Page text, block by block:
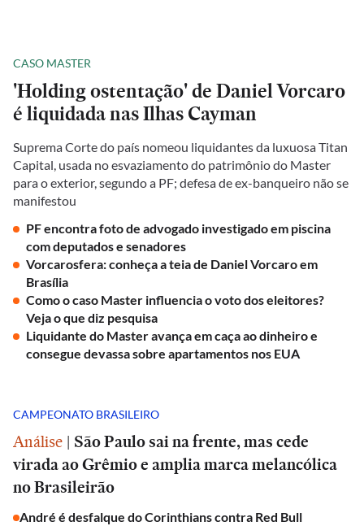
CASO MASTER
'Holding ostentação' de Daniel Vorcaro
é liquidada nas Ilhas Cayman
Suprema Corte do país nomeou liquidantes da luxuosa Titan
Capital, usada no esvaziamento do patrimônio do Master
para o exterior, segundo a PF; defesa de ex-banqueiro não se
manifestou
PF encontra foto de advogado investigado em piscina
com deputados e senadores
Vorcarosfera: conheça a teia de Daniel Vorcaro em
Brasília
Como o caso Master influencia o voto dos eleitores?
Veja o que diz pesquisa
Liquidante do Master avança em caça ao dinheiro e
consegue devassa sobre apartamentos nos EUA
CAMPEONATO BRASILEIRO
Análise | São Paulo sai na frente, mas cede
virada ao Grêmio e amplia marca melancólica
no Brasileirão
André é desfalque do Corinthians contra Red Bull